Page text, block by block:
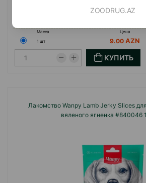
ZOODRUG.AZ
Масса Цена
1 шт
9.00
КУПИТЬ
Лакомство Wanpy Lamb Jerky Slices
вяленого ягненка #840046